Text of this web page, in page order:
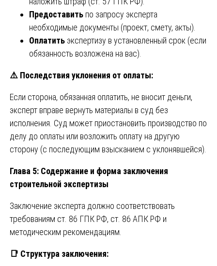
Предоставить по запросу эксперта
необходимые документы (проект, смету, акты).
Оплатить экспертизу в установленный срок (если
обязанность возложена на вас).
⚠️ Последствия уклонения от оплаты:
Если сторона, обязанная оплатить, не вносит деньги,
эксперт вправе вернуть материалы в суд без
исполнения. Суд может приостановить производство по
делу до оплаты или возложить оплату на другую
сторону (с последующим взысканием с уклонявшейся).
Глава 5: Содержание и форма заключения
строительной экспертизы
Заключение эксперта должно соответствовать
требованиям ст. 86 ГПК РФ, ст. 86 АПК РФ и
методическим рекомендациям.
📑 Структура заключения: